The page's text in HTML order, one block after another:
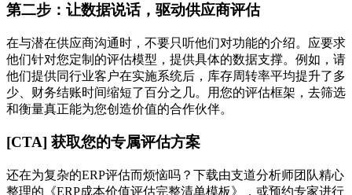
第二步：让数据说话，驱动供应商评估
在与潜在供应商沟通时，不要只听他们对功能的介绍。应要求
他们针对您定制的评估模型，提供具体的数据支撑。例如，请
他们提供同行业客户在实施系统后，库存周转率平均提升了多
少、财务结账时间缩短了百分之几。用您的评估框架，去筛选
和衡量真正能为您创造价值的合作伙伴。
[CTA] 获取您的专属评估方案
还在为复杂的ERP评估而烦恼吗？下载由支道分析师团队精心
整理的《ERP成本价值评估完整清单模板》，或预约专家进行